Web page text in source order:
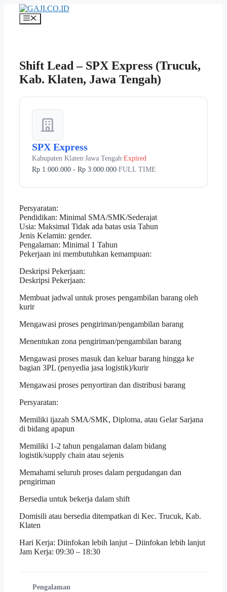
Langsung
Menu
Shift Lead – SPX Express (Trucuk,
Kab. Klaten, Jawa Tengah)
SPX Express
Kabupaten Klaten•Jawa Tengah•Expired
Rp 1.000.000 - Rp 3.000.000•FULL TIME
Persyaratan:
Pendidikan: Minimal SMA/SMK/Sederajat
Usia: Maksimal Tidak ada batas usia Tahun
Jenis Kelamin: gender.
Pengalaman: Minimal 1 Tahun
Pekerjaan ini membutuhkan kemampuan:
Deskripsi Pekerjaan:
Deskripsi Pekerjaan:
Membuat jadwal untuk proses pengambilan barang oleh
kurir
Mengawasi proses pengiriman/pengambilan barang
Menentukan zona pengiriman/pengambilan barang
Mengawasi proses masuk dan keluar barang hingga ke
bagian 3PL (penyedia jasa logistik)/kurir
Mengawasi proses penyortiran dan distribusi barang
Persyaratan:
Memiliki ijazah SMA/SMK, Diploma, atau Gelar Sarjana
di bidang apapun
Memiliki 1-2 tahun pengalaman dalam bidang
logistik/supply chain atau sejenis
Memahami seluruh proses dalam pergudangan dan
pengiriman
Bersedia untuk bekerja dalam shift
Domisili atau bersedia ditempatkan di Kec. Trucuk, Kab.
Klaten
Hari Kerja: Diinfokan lebih lanjut – Diinfokan lebih lanjut
Jam Kerja: 09:30 – 18:30
Pengalaman